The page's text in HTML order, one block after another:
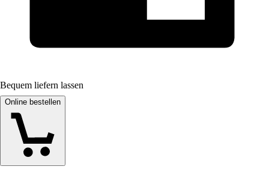
Bequem liefern lassen
Online bestellen